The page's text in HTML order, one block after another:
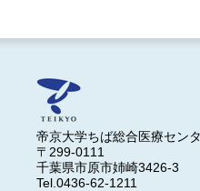
帝京大学ちば総合医療セン
〒299-0111
千葉県市原市姉崎3426-3
Tel.0436-62-1211